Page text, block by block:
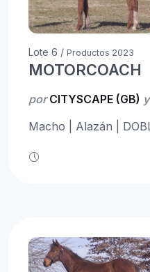
Lote 6 / Productos 2023
MOTORCOACH
porCITYSCAPE (GB) y
Macho | Alazán |